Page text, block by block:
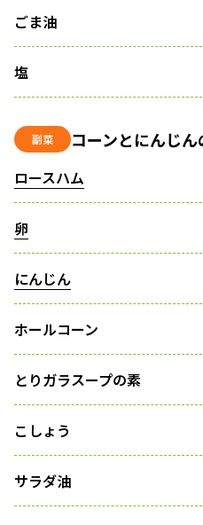
ごま油
塩
副菜 コーンとにんじ
ロースハム
卵
にんじん
ホールコーン
とりガラスープの素
こしょう
サラダ油